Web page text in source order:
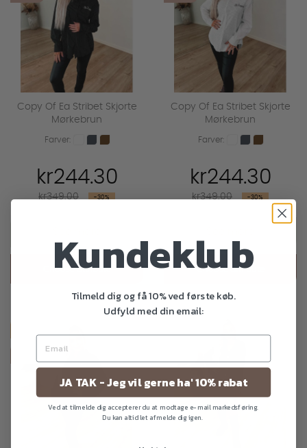
Copy Of Ea Stribet Skjorte
Mørkebrun
Farver:
kr244.30
Regular
kr349.00 -30%
Choose attribute
Copy Of Ea Stribet Skjorte
Mørkebrun
Farver:
kr244.30
Regular
kr349.00 -30%
Choose attribute
favorite_outline favorite_outline
Kundeklub
Tilmeld dig og få 10% ved første køb.
Udfyld med din email:
JA TAK - Jeg vil gerne ha' 10% rabat
Ved at tilmelde dig accepterer du at modtage e-mail markedsføring.
Du kan altid let afmelde dig igen.